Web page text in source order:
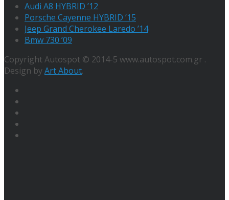
Audi A8 HYBRID ’12
Porsche Cayenne HYBRID ’15
Jeep Grand Cherokee Laredo ’14
Bmw 730 ’09
Copyright Autospot © 2014-5 www.autospot.com.gr .
Design byArt About.